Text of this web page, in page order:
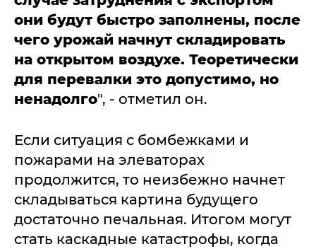
они будут быстро заполнены, после
чего урожай начнут складировать
на открытом воздухе. Теоретически
для перевалки это допустимо, но
ненадолго", - отметил он.
Если ситуация с бомбежками и
пожарами на элеваторах
продолжится, то неизбежно начнет
складываться картина будущего
достаточно печальная. Итогом могут
стать каскадные катастрофы, когда